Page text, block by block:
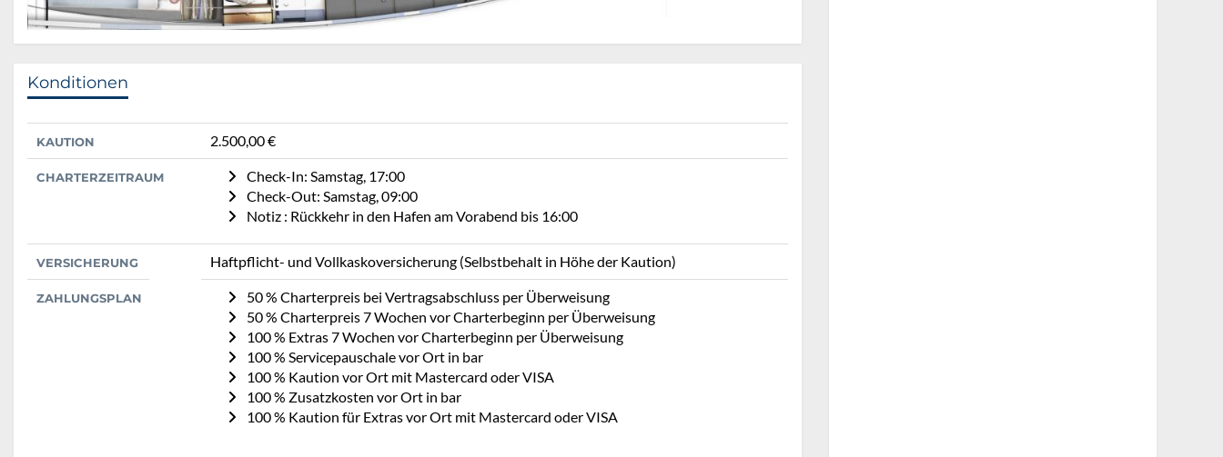
Konditionen
KAUTION 2.500,00 €
CHARTERZEITRAUM
Check-In: Samstag, 17:00
Check-Out: Samstag, 09:00
Notiz : Rückkehr in den Hafen am Vorabend bis 16:00
VERSICHERUNG Haftpflicht- und Vollkaskoversicherung (Selbstbehalt in Höhe der Kaution)
ZAHLUNGSPLAN
50 % Charterpreis bei Vertragsabschluss per Überweisung
50 % Charterpreis 7 Wochen vor Charterbeginn per Überweisung
100 % Extras 7 Wochen vor Charterbeginn per Überweisung
100 % Servicepauschale vor Ort in bar
100 % Kaution vor Ort mit Mastercard oder VISA
100 % Zusatzkosten vor Ort in bar
100 % Kaution für Extras vor Ort mit Mastercard oder VISA